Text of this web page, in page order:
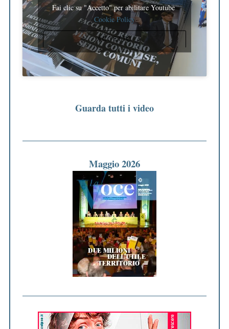
Fai clic su "Accetto" per abilitare Youtube
Cookie Policy
ACCETTO
Guarda tutti i video
Maggio 2026